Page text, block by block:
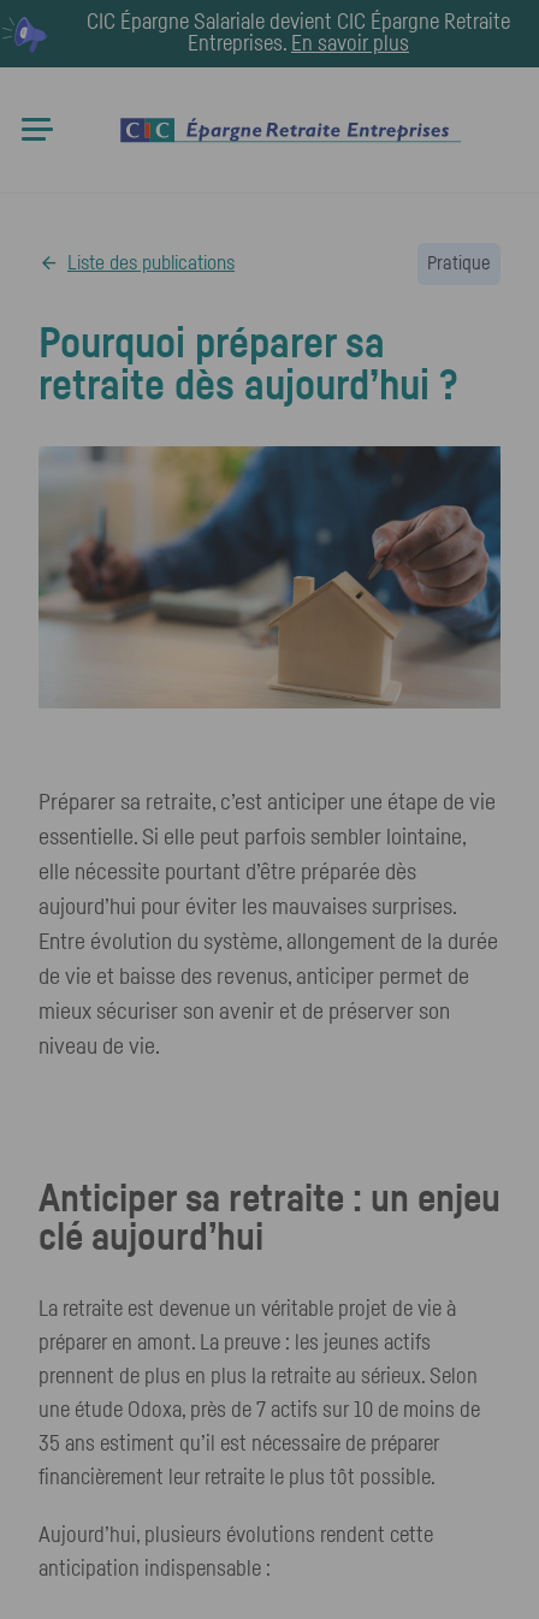
CIC Épargne Salariale devient CIC Épargne Retraite
Entreprises. En savoir plus
Liste des publications Pratique
Pourquoi préparer sa
retraite dès aujourd’hui ?
Préparer sa retraite, c’est anticiper une étape de vie
essentielle. Si elle peut parfois sembler lointaine,
elle nécessite pourtant d’être préparée dès
aujourd’hui pour éviter les mauvaises surprises.
Entre évolution du système, allongement de la durée
de vie et baisse des revenus, anticiper permet de
mieux sécuriser son avenir et de préserver son
niveau de vie.
Anticiper sa retraite : un enjeu
clé aujourd’hui
La retraite est devenue un véritable projet de vie à
préparer en amont. La preuve : les jeunes actifs
prennent de plus en plus la retraite au sérieux. Selon
une étude Odoxa, près de 7 actifs sur 10 de moins de
35 ans estiment qu’il est nécessaire de préparer
financièrement leur retraite le plus tôt possible.
Aujourd’hui, plusieurs évolutions rendent cette
anticipation indispensable :